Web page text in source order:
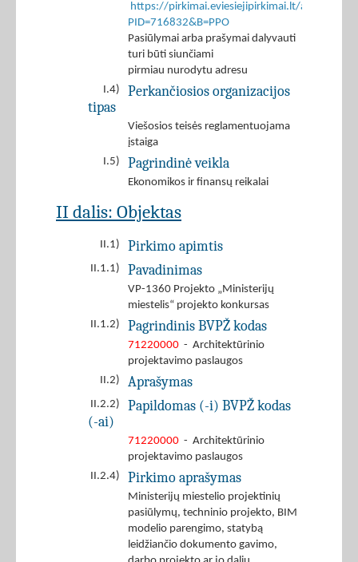
https://pirkimai.eviesiejipirkimai.lt/app/rfq/
PID=716832&B=PPO
Pasiūlymai arba prašymai dalyvauti
turi būti siunčiami
pirmiau nurodytu adresu
I.4)
Perkančiosios organizacijos
tipas
Viešosios teisės reglamentuojama
įstaiga
I.5)
Pagrindinė veikla
Ekonomikos ir finansų reikalai
II dalis: Objektas
II.1) Pirkimo apimtis
II.1.1) Pavadinimas
VP-1360 Projekto „Ministerijų
miestelis“ projekto konkursas
II.1.2)
Pagrindinis BVPŽ kodas
71220000 - Architektūrinio
projektavimo paslaugos
II.2)
Aprašymas
II.2.2)
Papildomas (-i) BVPŽ kodas
(-ai)
71220000 - Architektūrinio
projektavimo paslaugos
II.2.4)
Pirkimo aprašymas
Ministerijų miestelio projektinių
pasiūlymų, techninio projekto, BIM
modelio parengimo, statybą
leidžiančio dokumento gavimo,